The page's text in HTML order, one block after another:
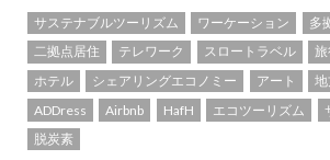
サステナブルツーリズム ワーケーション
多
二拠点居住
テレワーク スロートラベル
ホテル
シェアリングエコノミー アート
ADDress
Airbnb HafH エコツーリズム
脱炭素